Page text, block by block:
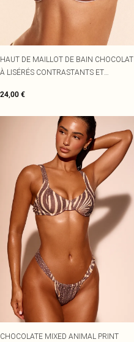
HAUT DE MAILLOT DE BAIN CHOCOLAT
À LISÉRÉS CONTRASTANTS ET
24,00 €
CHOCOLATE MIXED ANIMAL PRINT